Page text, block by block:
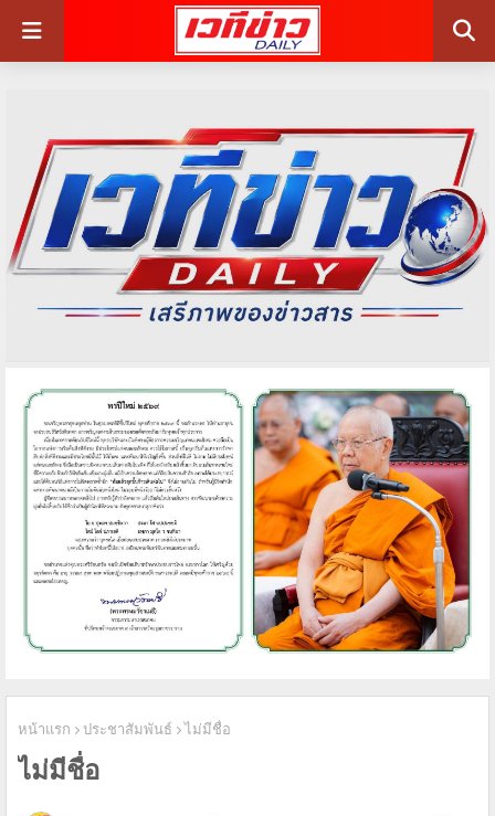
หน้าแรก ประชาสัมพันธ์ ไม่มีชื่อ
ไม่มีชื่อ